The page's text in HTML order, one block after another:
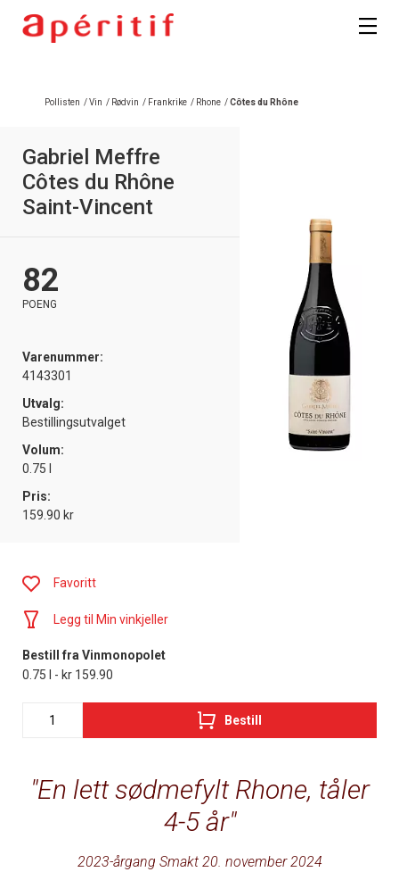
Pollisten /Vin / Rødvin / Frankrike / Rhone /Côtes du Rhône
Gabriel Meffre
Côtes du Rhône
Saint-Vincent
82
POENG
Varenummer:
4143301
Utvalg:
Bestillingsutvalget
Volum:
0.75 l
Pris:
159.90 kr
En lett sødmefylt Rhone, tåler
4-5 år
2023-årgang Smakt 20. november 2024
Favoritt
Legg til Min vinkjeller
Bestill fra Vinmonopolet
0.75 l - kr 159.90
Bestill